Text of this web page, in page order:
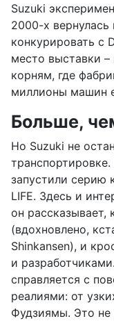
Suzuki
2000-х
конкурировать с
место выставки –
корням, где
миллионы машин
Больше,
Но Suzuki не
запустили серию
LIFE. Здесь и
он
(вдохновлено,
Shinkansen), и
и
справляется с
реалиями: от
Фудзиямы. Это не